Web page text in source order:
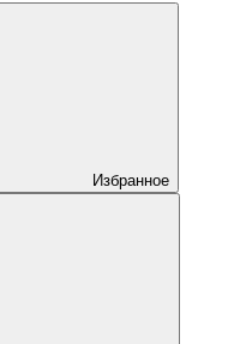
Избранное